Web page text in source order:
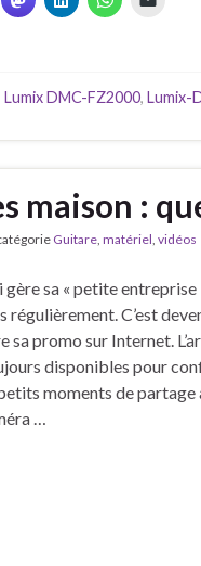
Lumix DMC-FZ2000, Lumix-
maison :
Guitare, matériel, vidéos
gère sa « petite entreprise
régulièrement. C’est
sa promo sur Internet.
disponibles pour
moments de partage
…